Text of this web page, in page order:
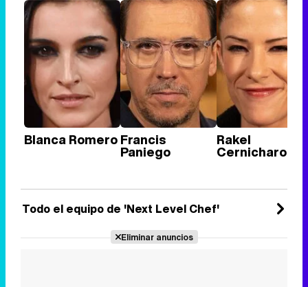
Blanca RomeroFrancis
Paniego
Rakel
Cernicharo
Todo el equipo de 'Next Level Chef'
Eliminar anuncios